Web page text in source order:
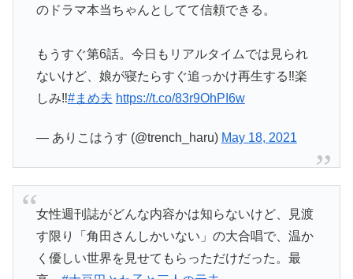
のドラマ本当ちゃんとしてて信頼できる。
もうすぐ第6話。今日もリアルタイムでは見られ
ないけど、娘が寝たらすぐ追っかけ再生する‼️楽
しみ‼️#まめ夫 https://t.co/83r9OhPI6w
— ありこはうす (@trench_haru) May 18, 2021
女性週刊誌がどんな内容かは知らないけど、見渡
す限り「角田さんしかいない」の大合唱で、温か
く優しい世界を見せてもらっただけだった。最